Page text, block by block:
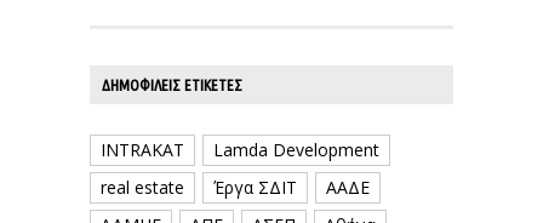
ΔΗΜΟΦΙΛΕΊΣ ΕΤΙΚΈΤΕΣ
INTRAKAT
Lamda Development
real estate
Έργα ΣΔΙΤ
ΑΑΔΕ